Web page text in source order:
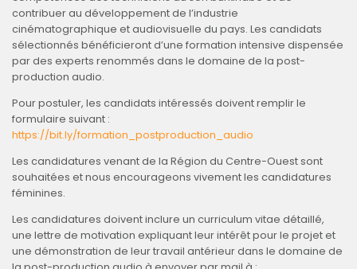
contribuer au développement de l’industrie
cinématographique et audiovisuelle du pays. Les candidats
sélectionnés bénéficieront d’une formation intensive dispensée
par des experts renommés dans le domaine de la post-
production audio.
Pour postuler, les candidats intéressés doivent remplir le
formulaire suivant :
https://bit.ly/formation_postproduction_audio
Les candidatures venant de la Région du Centre-Ouest sont
souhaitées et nous encourageons vivement les candidatures
féminines.
Les candidatures doivent inclure un curriculum vitae détaillé,
une lettre de motivation expliquant leur intérêt pour le projet et
une démonstration de leur travail antérieur dans le domaine de